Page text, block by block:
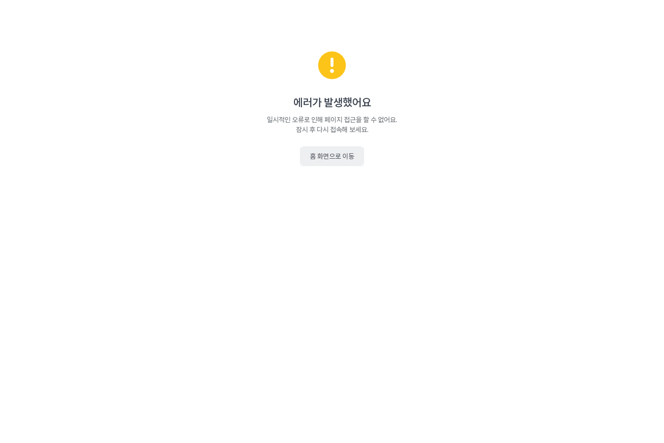
에러가 발생했어요
일시적인 오류로 인해 페이지 접근을 할 수 없어요.
잠시 후 다시 접속해 보세요.
홈 화면으로 이동